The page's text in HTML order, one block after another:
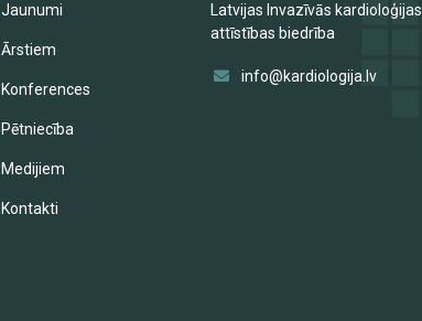
Jaunumi
Ārstiem
Konferences
Pētniecība
Medijiem
Kontakti
Latvijas Invazīvās kardioloģijas
attīstības biedrība
info@kardiologija.lv